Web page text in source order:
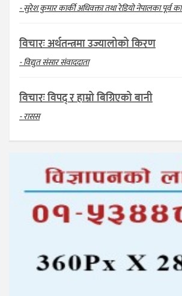
- सुरेश कुमार कार्की अधिवक्ता तथा रेडियो नेपालका पूर्व
विचारः अर्थतन्त्रमा उज्यालोको किरण
- विद्युत संसार संवाददाता
विचारः विपद् र हाम्रो बिग्रिएको बानी
- रासस